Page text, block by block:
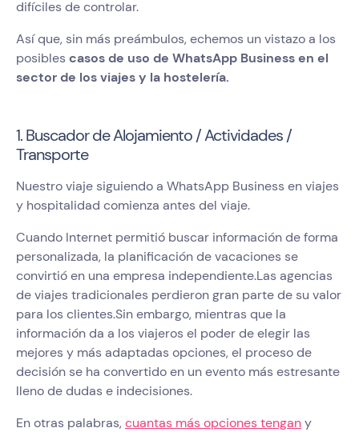
difíciles de controlar.
Así que, sin más preámbulos, echemos un vistazo a los
posibles casos de uso de WhatsApp Business en el
sector de los viajes y la hostelería.
1. Buscador de Alojamiento / Actividades /
Transporte
Nuestro viaje siguiendo a WhatsApp Business en viajes
y hospitalidad comienza antes del viaje.
Cuando Internet permitió buscar información de forma
personalizada, la planificación de vacaciones se
convirtió en una empresa independiente.Las agencias
de viajes tradicionales perdieron gran parte de su valor
para los clientes.Sin embargo, mientras que la
información da a los viajeros el poder de elegir las
mejores y más adaptadas opciones, el proceso de
decisión se ha convertido en un evento más estresante
lleno de dudas e indecisiones.
En otras palabras, cuantas más opciones tengany